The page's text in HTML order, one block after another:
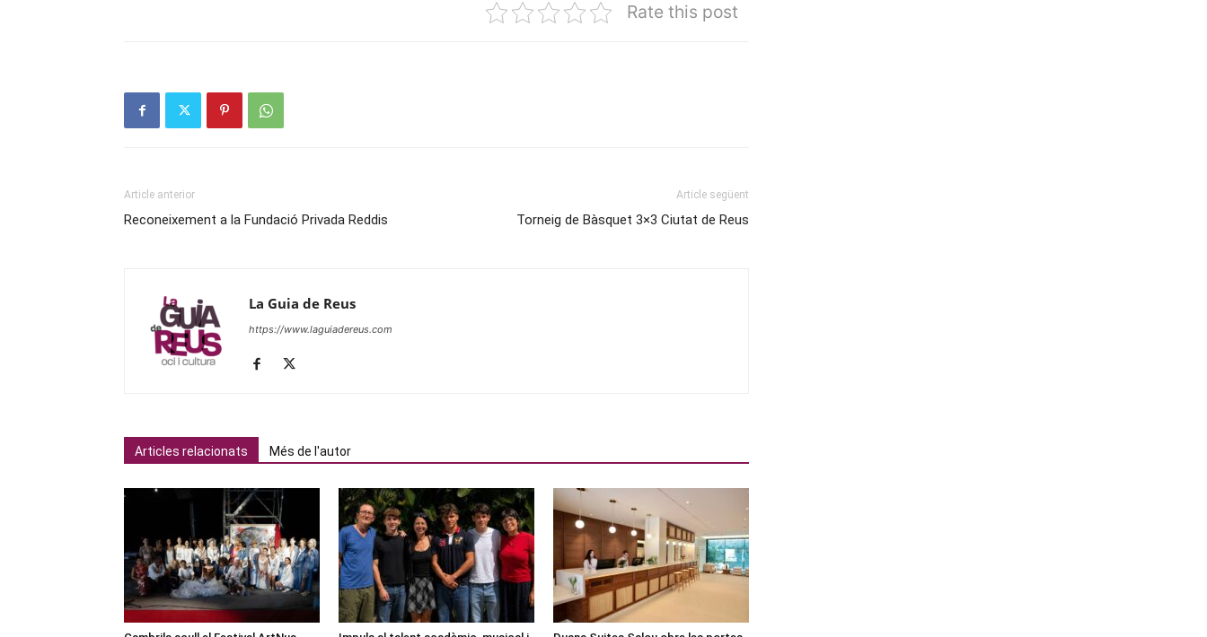
Rate this post
Article anterior
Reconeixement a la Fundació Privada Reddis
Article següent
Torneig de Bàsquet 3×3 Ciutat de Reus
La Guia de Reus
https://www.laguiadereus.com
Articles relacionats Més de l'autor